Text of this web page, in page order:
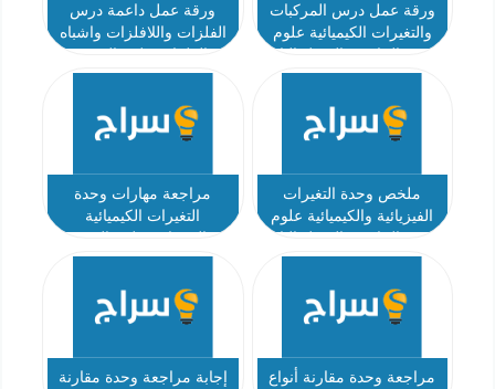
ورقة عمل درس المركبات
والتغيرات الكيميائية علوم
أ محمود ناهض
ورقة عمل داعمة درس
الفلزات واللافلزات واشباه
ملخص وحدة التغيرات
الفيزيائية والكيميائية علوم
مراجعة مهارات وحدة
التغيرات الكيميائية
الخامس الفصل الثاني أ
مراجعة وحدة مقارنة أنواع
إجابة مراجعة وحدة مقارنة